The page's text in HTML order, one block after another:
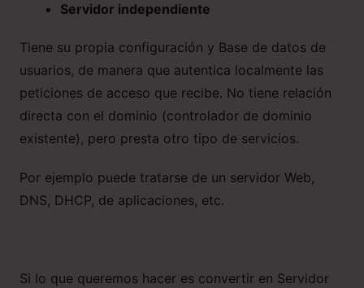
Servidor independiente
Tiene su propia configuración y Base de datos de
usuarios, de manera que autentica localmente las
peticiones de acceso que recibe. No tiene relación
directa con el dominio (controlador de dominio
existente), pero presta otro tipo de servicios.
Por ejemplo puede tratarse de un servidor Web,
DNS, DHCP, de aplicaciones, etc.
Si lo que queremos hacer es convertir en Servidor